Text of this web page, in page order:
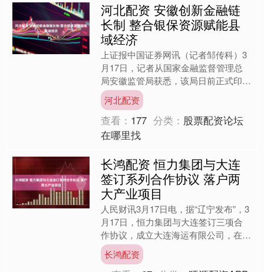
河北配资 安徽创新金融链
长制 整合银保资源赋能县
域经济
上证报中国证券网讯（记者邹传科）3
月17日，记者从国家金融监督管理总
局安徽监管局获悉，该局日前正式印发
《关于金融支持县域特色产业集群高质
量发展的通知》（以下简称....
河北配资
查看： 177 分类： 股票配资论坛
在哪里找
长鸿配资 恒力集团与大连
签订系列合作协议 落户两
大产业项目
人民财讯3月17日电，据“辽宁发布”，3
月17日，恒力集团与大连签订三项合
作协议，成立大连海运有限公司，在大
连长兴岛投资建设船舶动力系统产业
园、聚酯新材料产业园....
长鸿配资